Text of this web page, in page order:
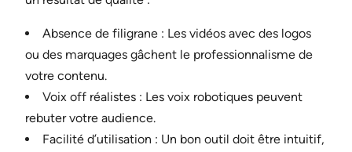
Absence de filigrane : Les vidéos avec des logos
ou des marquages gâchent le professionnalisme de
votre contenu.
Voix off réalistes : Les voix robotiques peuvent
rebuter votre audience.
Facilité d’utilisation : Un bon outil doit être intuitif,